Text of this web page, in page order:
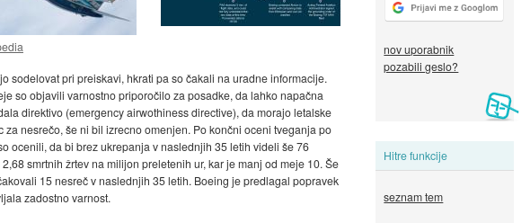
nov uporabnik
pozabili geslo?
Hitre funkcije
seznam tem
sodelovat pri preiskavi, hkrati pa so čakali na uradne informacije.
so objavili varnostno priporočilo za posadke, da lahko napačna
direktivo (emergency airwothiness directive), da morajo letalske
nesrečo, še ni bil izrecno omenjen. Po končni oceni tveganja po
ocenili, da bi brez ukrepanja v naslednjih 35 letih videli še 76
smrtnih žrtev na milijon preletenih ur, kar je manj od meje 10. Še
15 nesreč v naslednjih 35 letih. Boeing je predlagal popravek
zadostno varnost.